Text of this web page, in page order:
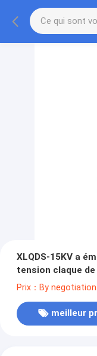
XLQDS-15KV a
tension claque de
Prix：By negotiation
meilleur